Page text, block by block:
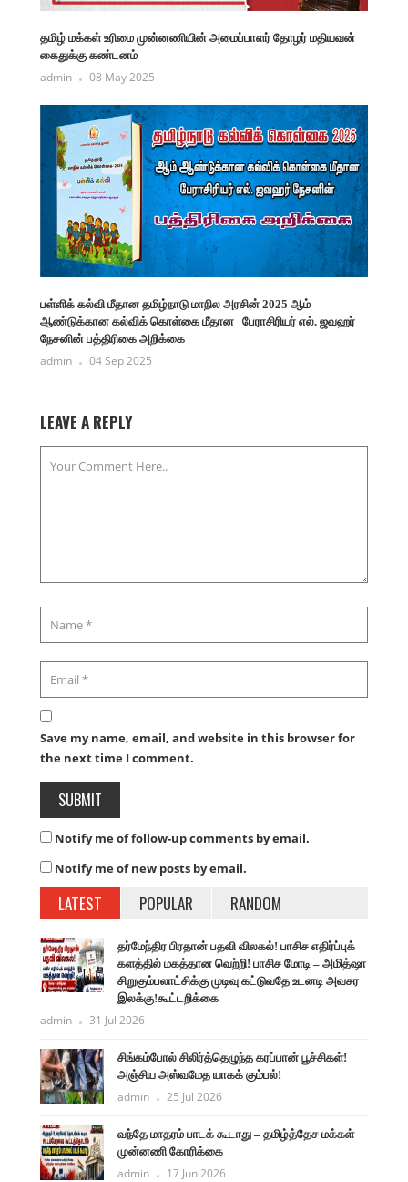
தமிழ் மக்கள் உரிமை முன்னணியின் அமைப்பாளர் தோழர் மதியவன்
கைதுக்கு கண்டனம்
admin 08 May 2025
பள்ளிக் கல்வி மீதான தமிழ்நாடு மாநில அரசின் 2025 ஆம்
ஆண்டுக்கான கல்விக் கொள்கை மீதான பேராசிரியர் எல். ஜவஹர்
நேசனின் பத்திரிகை அறிக்கை
admin 04 Sep 2025
LEAVE A REPLY
Save my name, email, and website in this browser for
the next time I comment.
Notify me of follow-up comments by email.
Notify me of new posts by email.
LATEST POPULAR RANDOM
தர்மேந்திர பிரதான் பதவி விலகல்! பாசிச எதிர்ப்புக்
களத்தில் மகத்தான வெற்றி! பாசிச மோடி – அமித்ஷா
சிறுகும்பலாட்சிக்கு முடிவு கட்டுவதே உடனடி அவசர
இலக்கு!கூட்டறிக்கை
admin 31 Jul 2026
சிங்கம்போல் சிலிர்த்தெழுந்த கரப்பான் பூச்சிகள்!
அஞ்சிய அஸ்வமேத யாகக் கும்பல்!
admin 25 Jul 2026
வந்தே மாதரம் பாடக் கூடாது – தமிழ்த்தேச மக்கள்
முன்னணி கோரிக்கை
admin 17 Jun 2026